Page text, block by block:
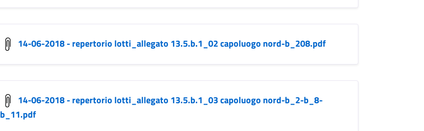
14-06-2018 - repertorio lotti_allegato 13.5.b.1_02 capoluogo nord-b_208.pdf
14-06-2018 - repertorio lotti_allegato 13.5.b.1_03 capoluogo nord-b_2-b_8-
b_11.pdf